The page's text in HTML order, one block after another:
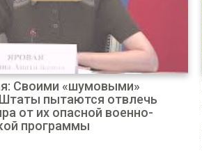
Своими «шумовыми»
пытаются отвлечь
от их опасной военно-
программы